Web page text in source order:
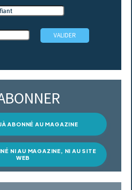
ABONNÉ AU MAGAZINE
NI AU MAGAZINE, NI AU SITE
WEB